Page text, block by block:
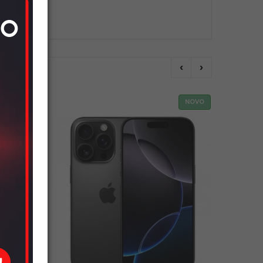
‹ ›
NOVO